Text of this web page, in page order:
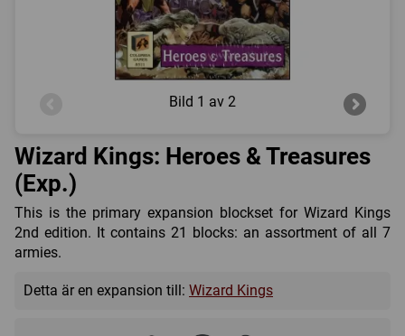
Bild 1 av 2
Wizard Kings: Heroes & Treasures
(Exp.)
This is the primary expansion blockset for Wizard Kings
2nd edition. It contains 21 blocks: an assortment of all 7
armies.
Detta är en expansion till: Wizard Kings